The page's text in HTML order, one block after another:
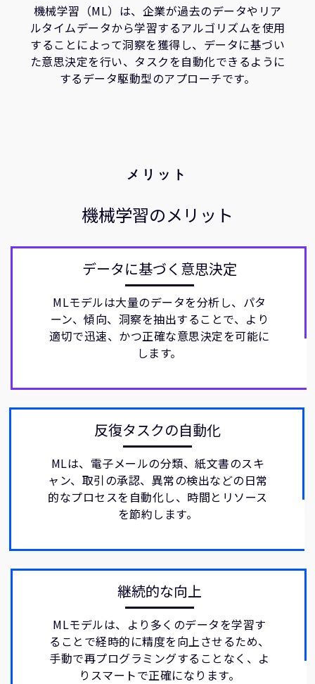
ウェブサイト
IR関連
セキュリティ脆弱性の報告
Fax: + 44(1223) 400 410
機械学習（ML）は、企業が過去のデータやリア
ルタイムデータから学習するアルゴリズムを使用
することによって洞察を獲得し、データに基づい
た意思決定を行い、タスクを自動化できるように
するデータ駆動型のアプローチです。
メリット
機械学習のメリット
データに基づく意思決定
MLモデルは大量のデータを分析し、パタ
ーン、傾向、洞察を抽出することで、より
適切で迅速、かつ正確な意思決定を可能に
します。
反復タスクの自動化
MLは、電子メールの分類、紙文書のスキ
ャン、取引の承認、異常の検出などの日常
的なプロセスを自動化し、時間とリソース
を節約します。
継続的な向上
MLモデルは、より多くのデータを学習す
ることで経時的に精度を向上させるため、
手動で再プログラミングすることなく、よ
りスマートで正確になります。